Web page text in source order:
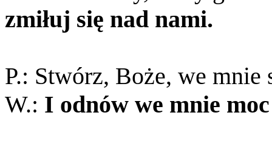
zmiłuj się nad nami.
P.: Stwórz, Boże, we mnie
W.: I odnów we mnie